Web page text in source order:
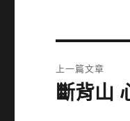
章
上一篇文章
上
斷背山